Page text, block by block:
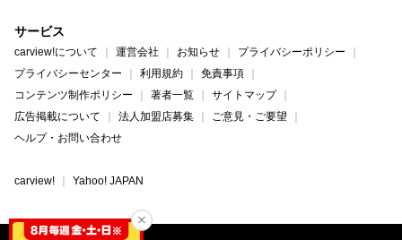
サービス
carview!について 運営会社 お知らせ
プライバシーポリシー
プライバシーセンター
利用規約
免責事項
コンテンツ制作ポリシー
著者一覧
サイトマップ
広告掲載について
法人加盟店募集
ご意見・ご要望
ヘルプ・お問い合わせ
carview! Yahoo! JAPAN